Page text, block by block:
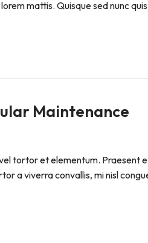
mattis. Quisque sed nunc
Maintenance
tortor et elementum. Praesent
a viverra convallis, mi nisl